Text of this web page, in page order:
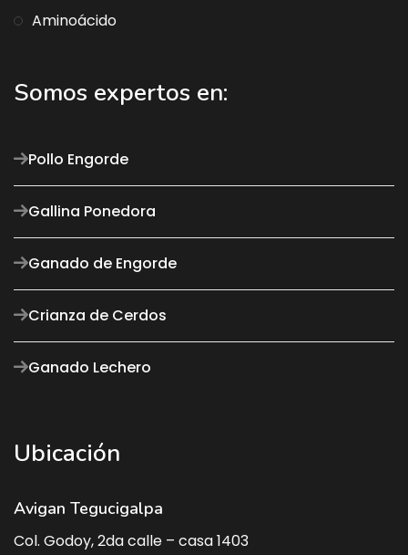
Aminoácido
Somos expertos en:
Pollo Engorde
Gallina Ponedora
Ganado de Engorde
Crianza de Cerdos
Ganado Lechero
Ubicación
Avigan Tegucigalpa
Col. Godoy, 2da calle – casa 1403